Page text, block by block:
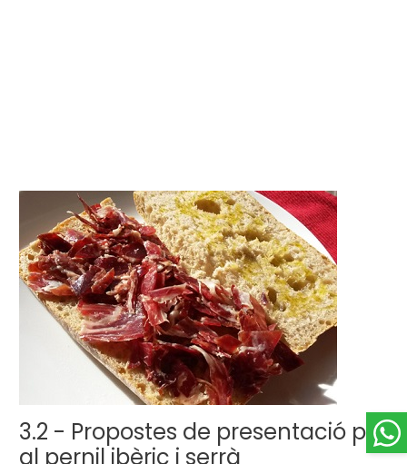
3.2 - Propostes de presentació per
al pernil ibèric i serrà